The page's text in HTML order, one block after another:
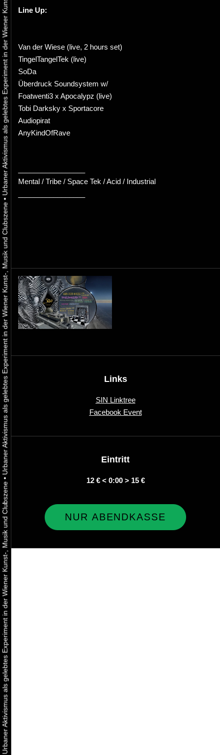
Urbaner Aktivismus als gelebtes Experiment in der Wiener Kunst-, Musik und Clubszene
•
Urbaner Aktivismus als gelebtes Experiment in der Wiener Kunst-, Musik und Clubszene
•
Urbaner Aktivismus als gelebtes Experiment in der Wiener Kunst-, Musik und Clubszene Line Up:
Van der Wiese (live, 2 hours set)
TingelTangelTek (live)
SoDa
Überdruck Soundsystem w/
Foatwenti3 x Apocalypz (live)
Tobi Darksky x Sportacore
Audiopirat
AnyKindOfRave
Mental / Tribe / Space Tek / Acid / Industrial
Links
SIN Linktree
Facebook Event
Eintritt
12 € < 0:00 > 15 €
NUR ABENDKASSE